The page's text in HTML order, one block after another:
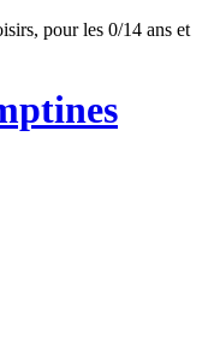
pour les 0/14 ans et